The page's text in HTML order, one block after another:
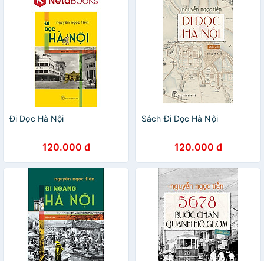
Đi Dọc Hà Nội
120.000 đ
Sách Đi Dọc Hà Nội
120.000 đ